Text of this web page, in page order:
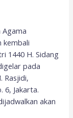
Agama
kembali
1440 H. Sidang
pada
Rasjidi,
6, Jakarta.
akan